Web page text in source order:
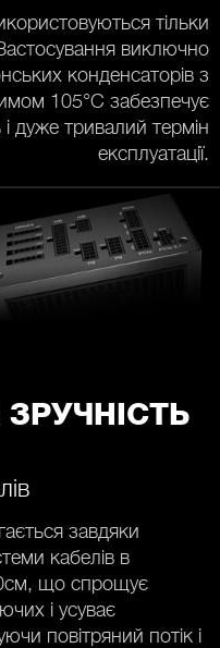
тільки
виключно
конденсаторів з
105°C забезпечує
і дуже тривалий термін
експлуатації.
завдяки
кабелів в
що спрощує
і усуває
повітряний потік і